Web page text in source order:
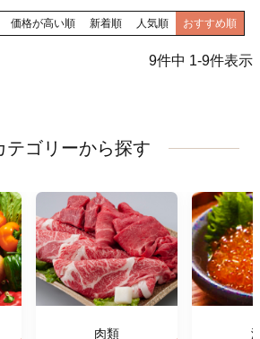
価格が高い順 新着順 人気順 おすすめ順
9件中 1-9件表示
テゴリーから探す
肉類